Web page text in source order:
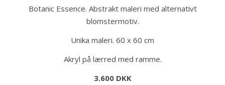
Botanic Essence. Abstrakt maleri med alternativt
blomstermotiv.
Unika maleri. 60 x 60 cm
Akryl på lærred med ramme.
3.600 DKK